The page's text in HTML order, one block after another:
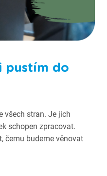
pustím do
všech stran. Je jich
schopen zpracovat.
čemu budeme věnovat